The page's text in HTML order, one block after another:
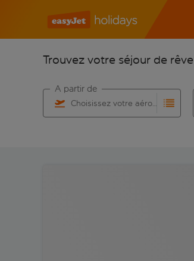
Trouvez votre séjour de rêve
Choisissez votre aéroport
À partir de